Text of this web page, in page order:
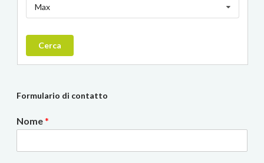
Max
Cerca
Formulario di contatto
Nome*